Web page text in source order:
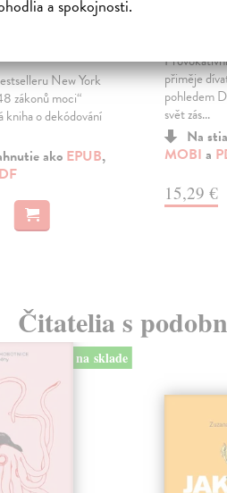
a spokojnosti.
New York
zákonů moci“
kniha o dekódování
ako EPUB,
přiměje
pohledem
svět zás...
Na
MOBI a
15,29 €
Čitatelia s
na sklade